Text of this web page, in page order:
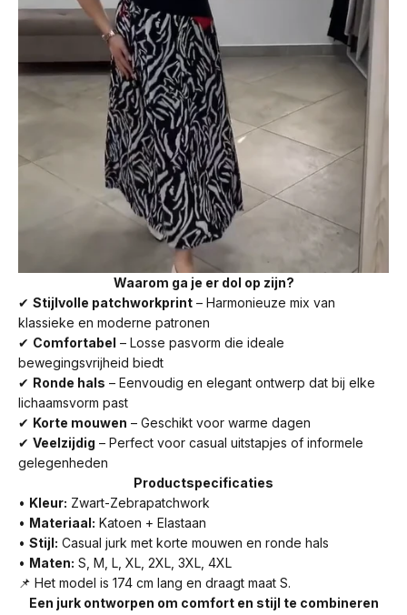
Waarom ga je er dol op zijn?
✔ Stijlvolle patchworkprint – Harmonieuze mix van
klassieke en moderne patronen
✔ Comfortabel – Losse pasvorm die ideale
bewegingsvrijheid biedt
✔ Ronde hals – Eenvoudig en elegant ontwerp dat bij elke
lichaamsvorm past
✔ Korte mouwen – Geschikt voor warme dagen
✔ Veelzijdig – Perfect voor casual uitstapjes of informele
gelegenheden
Productspecificaties
• Kleur: Zwart-Zebrapatchwork
• Materiaal: Katoen + Elastaan
• Stijl: Casual jurk met korte mouwen en ronde hals
• Maten: S, M, L, XL, 2XL, 3XL, 4XL
📌 Het model is 174 cm lang en draagt maat S.
Een jurk ontworpen om comfort en stijl te combineren